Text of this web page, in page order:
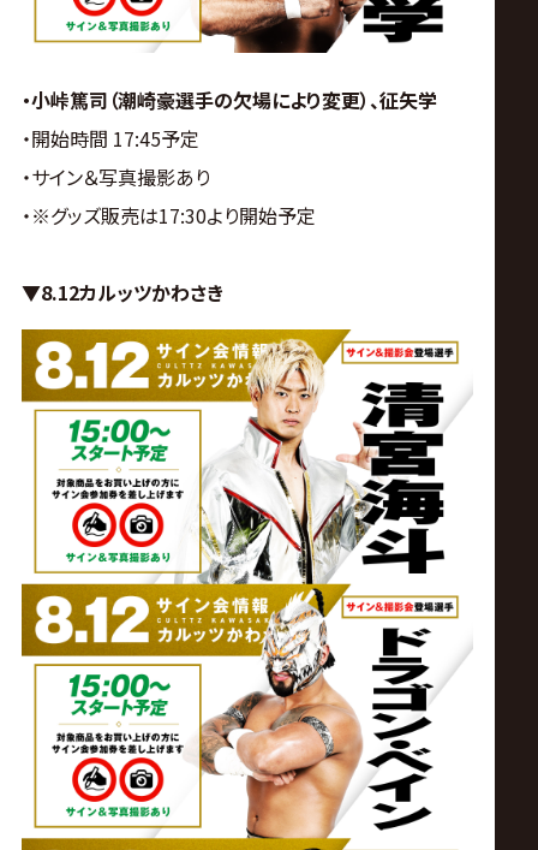
・小峠篤司（潮崎豪選手の欠場により変更）、征矢学
・開始時間 17:45予定
・サイン＆写真撮影あり
・※グッズ販売は17:30より開始予定
▼8.12カルッツかわさき